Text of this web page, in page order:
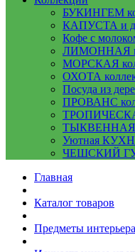
БУКИНГЕМ
КАПУСТА и
Кофе с
ЛИМОННАЯ
МОРСКАЯ
ОХОТА
Посуда из
ПРОВАНС
ТЫКВЕННАЯ
Уютная
ЧЕШСКИЙ
Главная
Каталог товаров
Предметы интерьера